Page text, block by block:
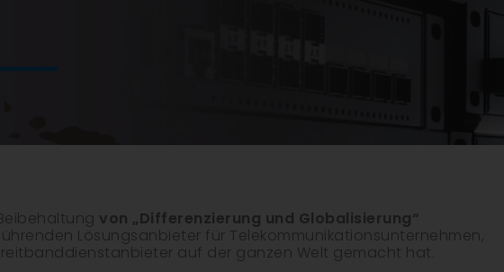
von „Differenzierung und Globalisierung“
Lösungsanbieter für Telekommunikationsunternehmen,
auf der ganzen Welt gemacht hat.